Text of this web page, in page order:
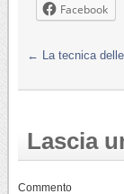
Facebook
← La tecnica
Lascia
Commento